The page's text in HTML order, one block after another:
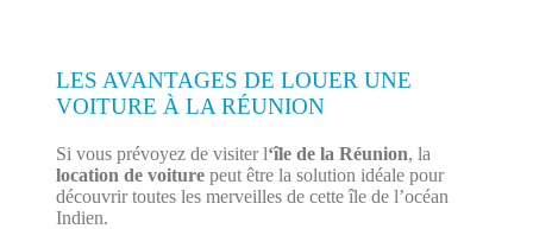
LES AVANTAGES DE LOUER UNE
VOITURE À LA RÉUNION
Si vous prévoyez de visiter l‘île de la Réunion, la
location de voiturepeut être la solution idéale pour
découvrir toutes les merveilles de cette île de l’océan
Indien.